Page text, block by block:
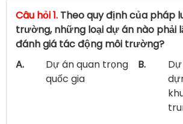
Câu hỏi 1. Theo quy định của pháp
trường, những loại dự án nào phải
đánh giá tác động môi trường?
A.
Dự án quan trọng
quốc gia
B.